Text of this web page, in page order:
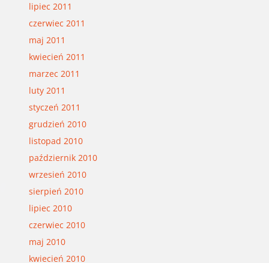
lipiec 2011
czerwiec 2011
maj 2011
kwiecień 2011
marzec 2011
luty 2011
styczeń 2011
grudzień 2010
listopad 2010
październik 2010
wrzesień 2010
sierpień 2010
lipiec 2010
czerwiec 2010
maj 2010
kwiecień 2010